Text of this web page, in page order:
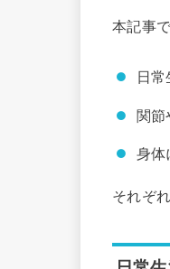
本記事
日
関節
身体
それぞ